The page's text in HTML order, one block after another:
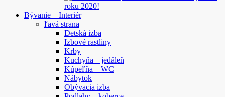
roku 2020!
Bývanie – Interiér
ľavá strana
Detská izba
Izbové rastliny
Krby
Kuchyňa – jedáleň
Kúpeľňa – WC
Nábytok
Obývacia izba